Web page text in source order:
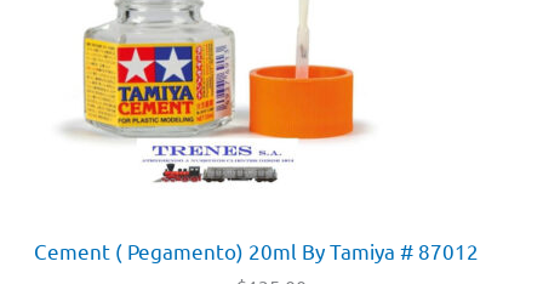
Cement ( Pegamento) 20ml By Tamiya # 87012